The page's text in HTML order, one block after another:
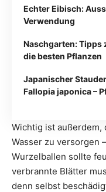
Echter Eibisch:
Verwendung
Naschgarten: Tipps
die besten Pflanzen
Japanischer
Fallopia japonica –
Wichtig ist außerdem,
Wasser zu versorgen
Wurzelballen sollte
verbrannte Blätter
denn selbst